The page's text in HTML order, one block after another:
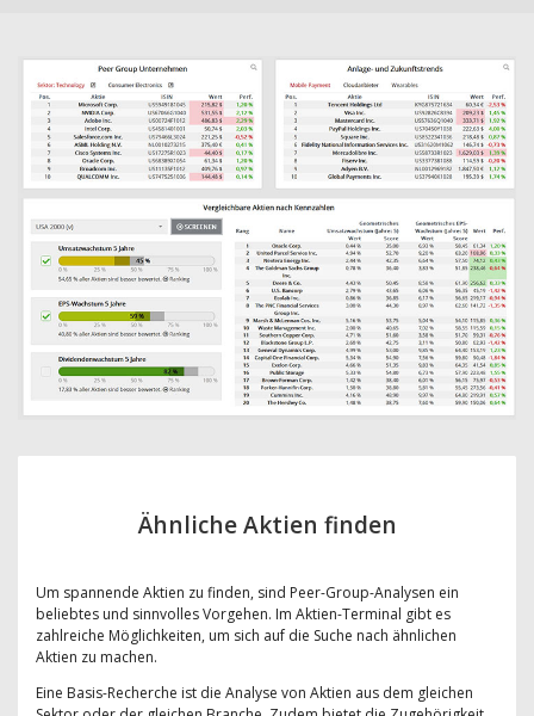
Ähnliche Aktien finden
Um spannende Aktien zu finden, sind Peer-Group-Analysen ein
beliebtes und sinnvolles Vorgehen. Im Aktien-Terminal gibt es
zahlreiche Möglichkeiten, um sich auf die Suche nach ähnlichen
Aktien zu machen.
Eine Basis-Recherche ist die Analyse von Aktien aus dem gleichen